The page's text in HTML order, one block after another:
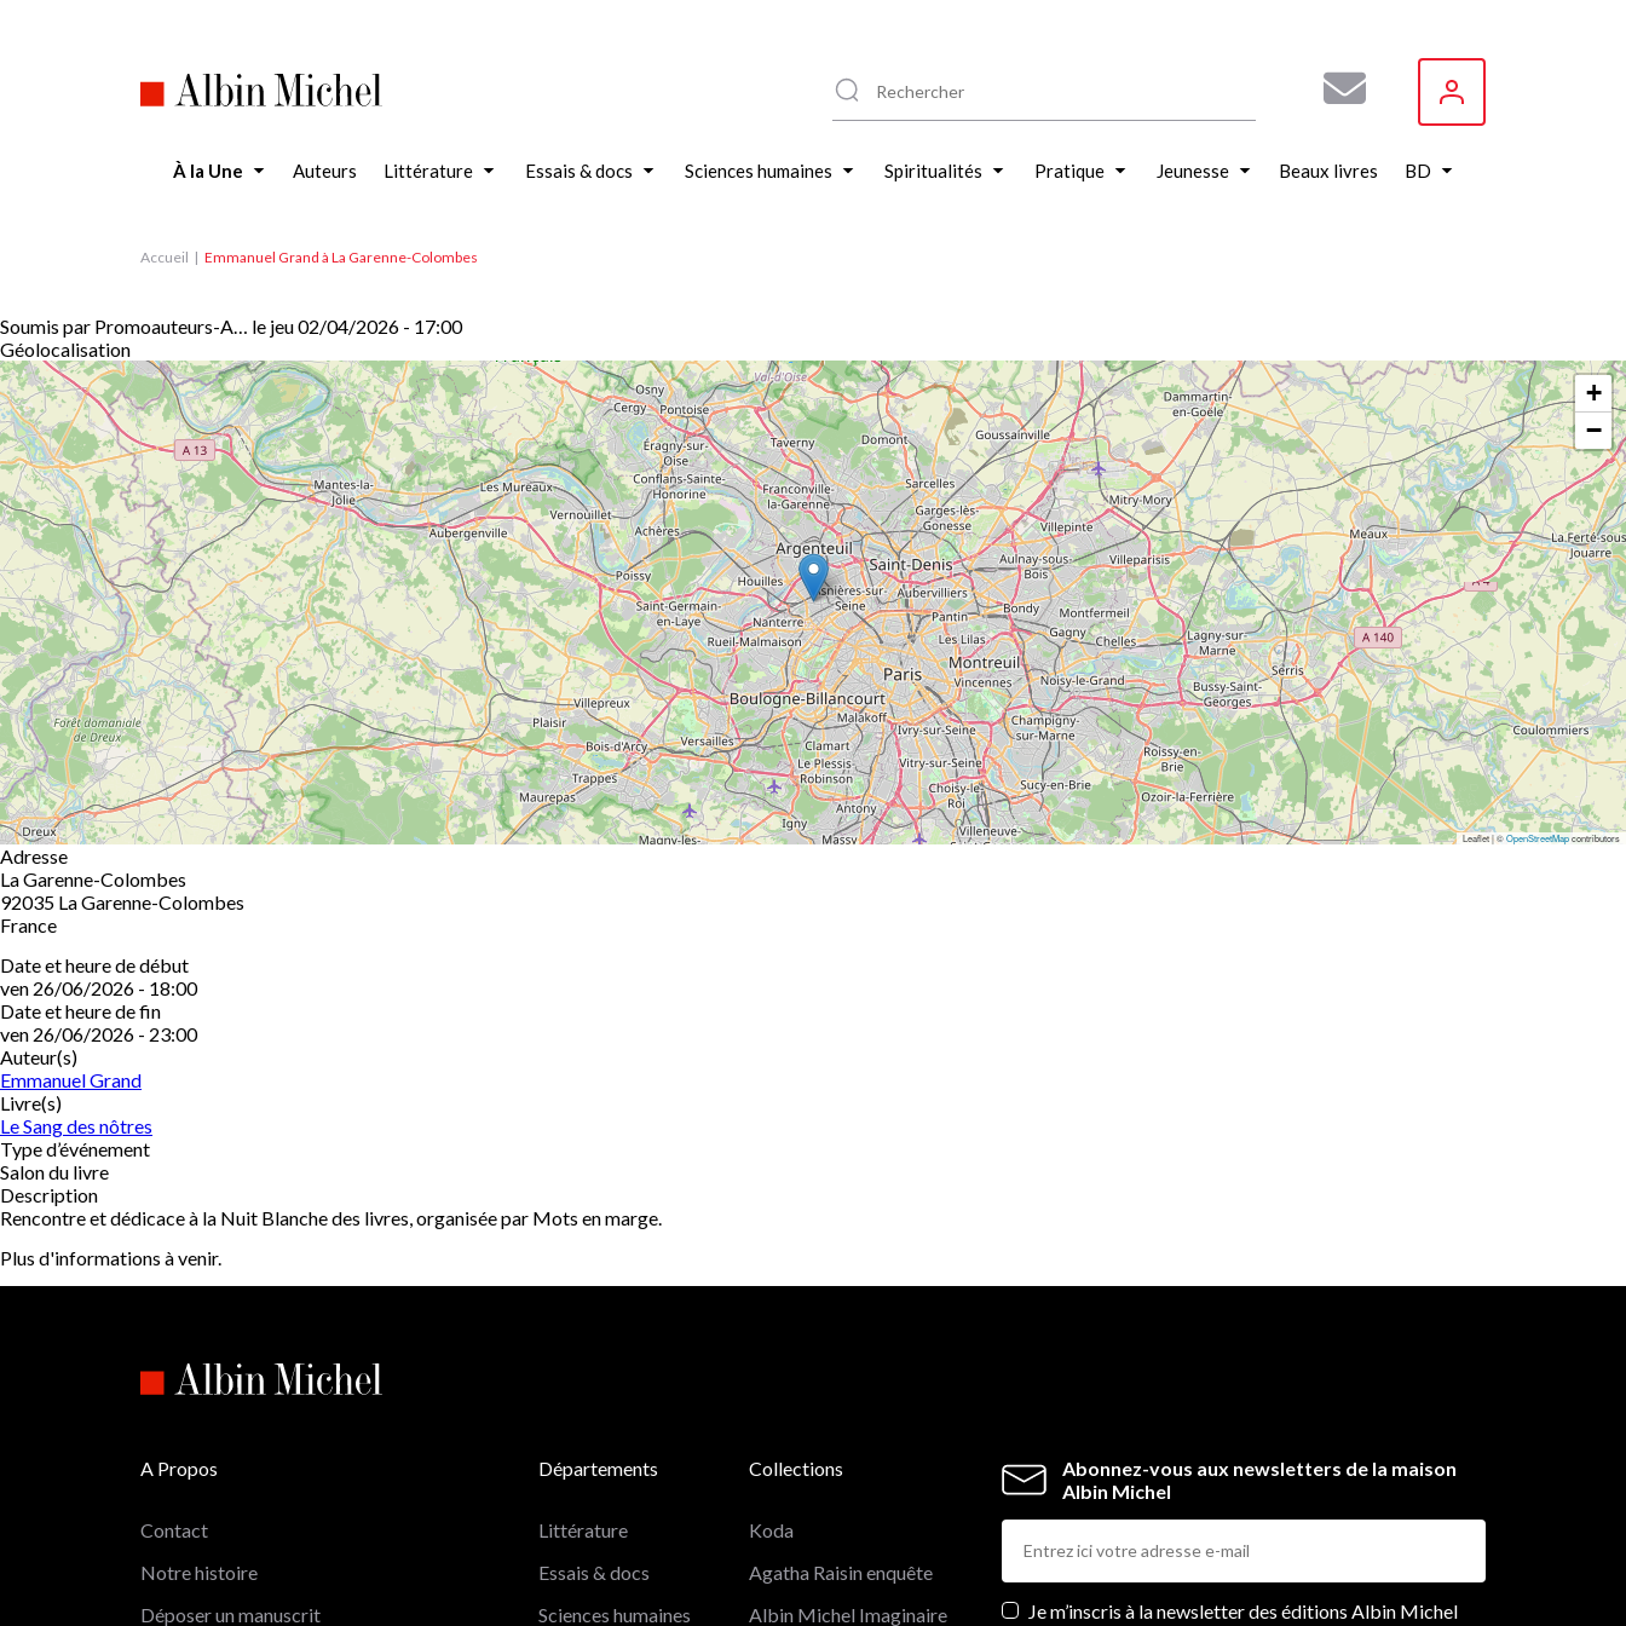
À la Une Auteurs Littérature Essais & docs Sciences humaines Spiritualités Pratique Jeunesse Beaux livres BD
Accueil Emmanuel Grand à La Garenne-Colombes
Soumis par Promoauteurs-A… le jeu 02/04/2026 - 17:00
Géolocalisation
+
−
Leaflet | ©OpenStreetMapcontributors
Adresse
La Garenne-Colombes
92035 La Garenne-Colombes
France
Date et heure de début
ven 26/06/2026 - 18:00
Date et heure de fin
ven 26/06/2026 - 23:00
Auteur(s)
Emmanuel Grand
Livre(s)
Le Sang des nôtres
Type d’événement
Salon du livre
Description
Rencontre et dédicace à la Nuit Blanche des livres, organisée par Mots en marge.
Plus d'informations à venir.
Abonnez-vous aux newsletters de la maison
Albin Michel
Newsletters
Je m’inscris à la newsletter des éditions Albin Michel
A Propos
Contact
Notre histoire
Déposer un manuscrit
Départements
Littérature
Essais & docs
Sciences humaines
Collections
Koda
Agatha Raisin enquête
Albin Michel Imaginaire